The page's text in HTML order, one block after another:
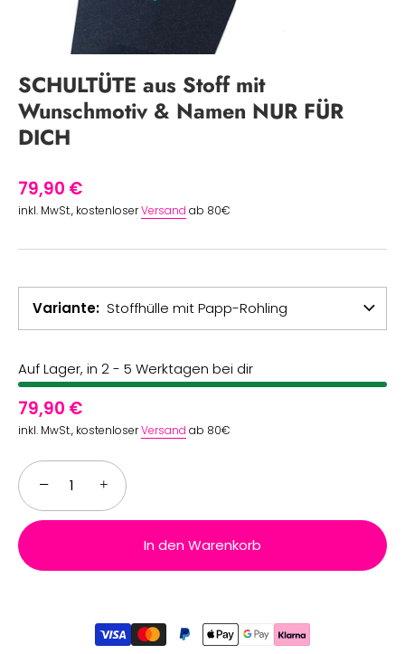
SCHULTÜTE aus Stoff mit
Wunschmotiv & Namen NUR FÜR
DICH
79,90 €
inkl. MwSt., kostenloserVersand ab 80€
Variante Stoffhülle mit Papp-Rohling
Auf Lager, in 2 - 5 Werktagen bei dir
79,90 €
inkl. MwSt., kostenloserVersand ab 80€
− +
In den Warenkorb